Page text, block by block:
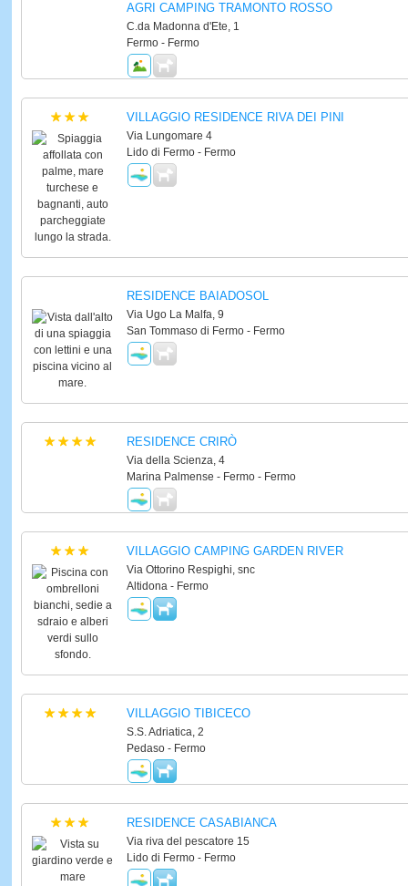
AGRI CAMPING TRAMONTO ROSSO
C.da Madonna d'Ete, 1
Fermo - Fermo
VILLAGGIO RESIDENCE RIVA DEI PINI
Via Lungomare 4
Lido di Fermo - Fermo
RESIDENCE BAIADOSOL
Via Ugo La Malfa, 9
San Tommaso di Fermo - Fermo
RESIDENCE CRIRÒ
Via della Scienza, 4
Marina Palmense - Fermo - Fermo
VILLAGGIO CAMPING GARDEN RIVER
Via Ottorino Respighi, snc
Altidona - Fermo
VILLAGGIO TIBICECO
S.S. Adriatica, 2
Pedaso - Fermo
RESIDENCE CASABIANCA
Via riva del pescatore 15
Lido di Fermo - Fermo